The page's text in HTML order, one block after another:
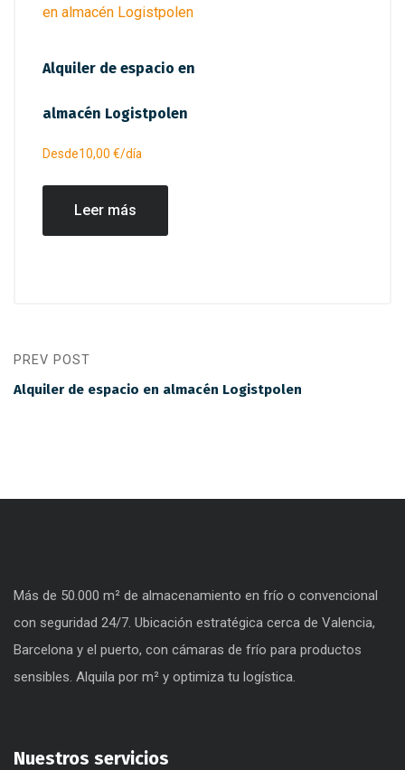
Alquiler de espacio en
almacén Logistpolen
Desde10,00 €/día
Leer más
PREV POST
Alquiler de espacio en almacén Logistpolen
Más de 50.000 m² de almacenamiento en frío o convencional
con seguridad 24/7. Ubicación estratégica cerca de Valencia,
Barcelona y el puerto, con cámaras de frío para productos
sensibles. Alquila por m² y optimiza tu logística.
Nuestros servicios